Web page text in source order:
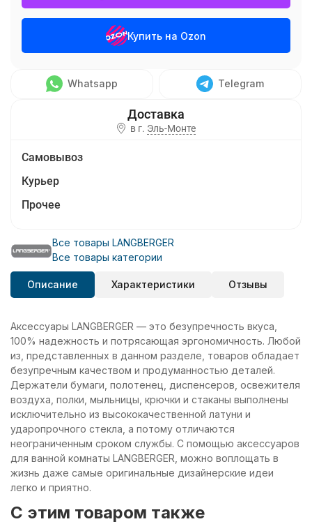
Купить на Ozon
Whatsapp Telegram
в г. Эль-Монте
Самовывоз
Курьер
Прочее
Все товары LANGBERGER
Все товары категории
Описание Характеристики Отзывы
Аксессуары LANGBERGER — это безупречность вкуса,
100% надежность и потрясающая эргономичность. Любой
из, представленных в данном разделе, товаров обладает
безупречным качеством и продуманностью деталей.
Держатели бумаги, полотенец, диспенсеров, освежителя
воздуха, полки, мыльницы, крючки и стаканы выполнены
исключительно из высококачественной латуни и
ударопрочного стекла, а потому отличаются
неограниченным сроком службы. С помощью аксессуаров
для ванной комнаты LANGBERGER, можно воплощать в
жизнь даже самые оригинальные дизайнерские идеи
легко и приятно.
C этим товаром также